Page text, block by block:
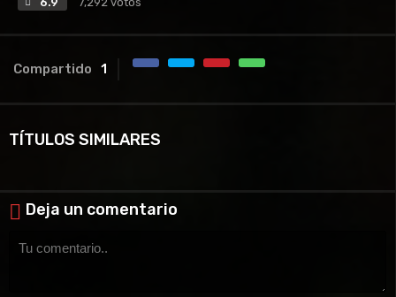
Compartido 1
TÍTULOS SIMILARES
Deja un comentario